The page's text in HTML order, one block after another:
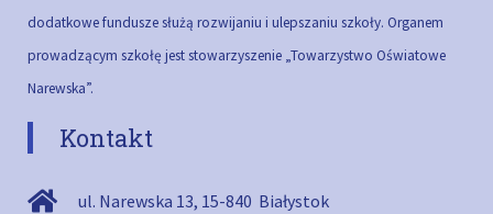
dodatkowe fundusze służą rozwijaniu i ulepszaniu szkoły. Organem
prowadzącym szkołę jest stowarzyszenie „Towarzystwo Oświatowe
Narewska”.
Kontakt
ul. Narewska 13, 15-840 Białystok